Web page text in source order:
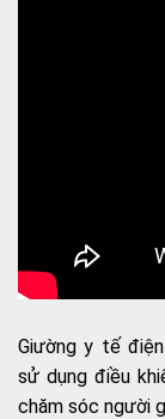
Giường y tế
sử dụng điều
chăm sóc người